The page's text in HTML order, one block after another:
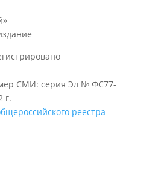
СМИ: серия Эл № ФС77-
г.
реестра